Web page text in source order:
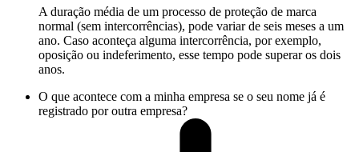
A duração média de um processo de proteção de marca
normal (sem intercorrências), pode variar de seis meses a um
ano. Caso aconteça alguma intercorrência, por exemplo,
oposição ou indeferimento, esse tempo pode superar os dois
anos.
O que acontece com a minha empresa se o seu nome já é
registrado por outra empresa?